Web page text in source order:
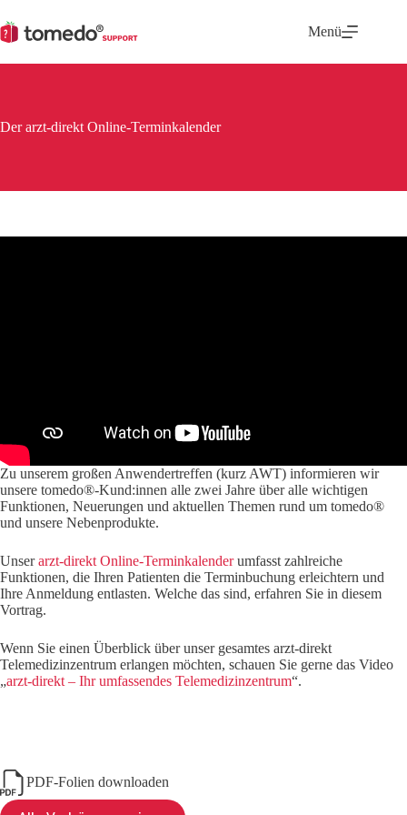
Inhalt
springen
Menü
Der arzt-direkt Online-Terminkalender
Zu unserem großen Anwendertreffen (kurz AWT) informieren wir
unsere tomedo®-Kund:innen alle zwei Jahre über alle wichtigen
Funktionen, Neuerungen und aktuellen Themen rund um tomedo®
und unsere Nebenprodukte.
Unserarzt-direkt Online-Terminkalenderumfasst zahlreiche
Funktionen, die Ihren Patienten die Terminbuchung erleichtern und
Ihre Anmeldung entlasten. Welche das sind, erfahren Sie in diesem
Vortrag.
Wenn Sie einen Überblick über unser gesamtes arzt-direkt
Telemedizinzentrum erlangen möchten, schauen Sie gerne das Video
„arzt-direkt – Ihr umfassendes Telemedizinzentrum“.
PDF-Folien downloaden